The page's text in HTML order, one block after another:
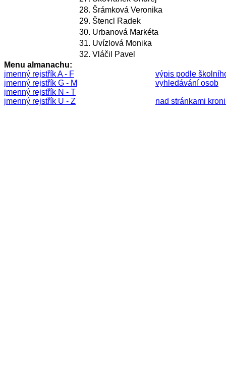
28. Šrámková Veronika
29. Štencl Radek
30. Urbanová Markéta
31. Uvízlová Monika
32. Vláčil Pavel
Menu almanachu:
jmenný rejstřík A - F
jmenný rejstřík G - M
jmenný rejstřík N - T
jmenný rejstřík U - Z
výpis podle
vyhledávání osob
nad stránkami